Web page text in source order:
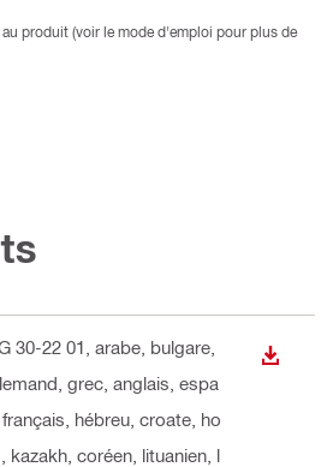
produit (voir le mode d'emploi pour plus de
30-22 01 , arabe, bulgare,
grec, anglais, espa
hébreu, croate, ho
kazakh, coréen, lituanien, l